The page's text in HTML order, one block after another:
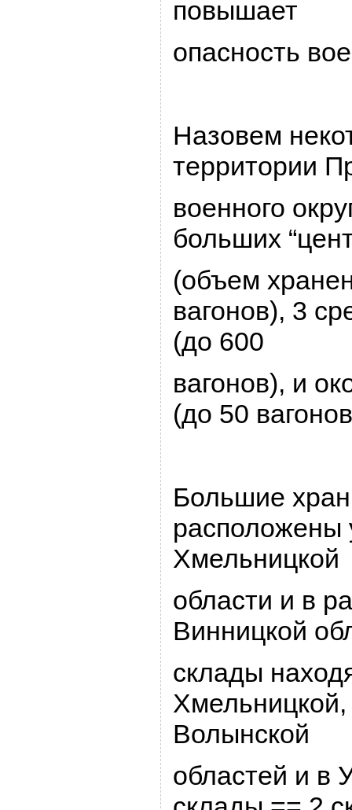
повышает
опасность
Hазовем
теppитоpии
военного
больших
(объем
вагонов), 3
(до 600
вагонов), и
(до 50
Большие
pасположены
Хмельницкой
области и в
Винницкой
склады
Волынской
областей и в